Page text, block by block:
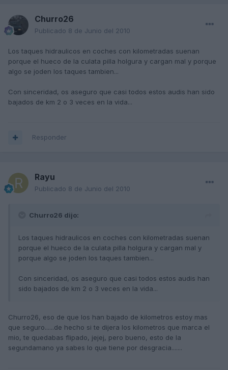
Churro26
Publicado 8 de Junio del 2010
Los taques hidraulicos en coches con kilometradas suenan
porque el hueco de la culata pilla holgura y cargan mal y porque
algo se joden los taques tambien...
Con sinceridad, os aseguro que casi todos estos audis han sido
bajados de km 2 o 3 veces en la vida...
Responder
Rayu
Publicado 8 de Junio del 2010
Churro26 dijo:
Los taques hidraulicos en coches con kilometradas suenan
porque el hueco de la culata pilla holgura y cargan mal y
porque algo se joden los taques tambien...
Con sinceridad, os aseguro que casi todos estos audis han
sido bajados de km 2 o 3 veces en la vida...
Churro26, eso de que los han bajado de kilometros estoy mas
que seguro......de hecho si te dijera los kilometros que marca el
mio, te quedabas flipado, jejej, pero bueno, esto de la
segundamano ya sabes lo que tiene por desgracia.......